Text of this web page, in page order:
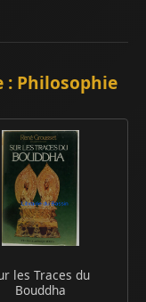
: Philosophie
les Traces du
Bouddha